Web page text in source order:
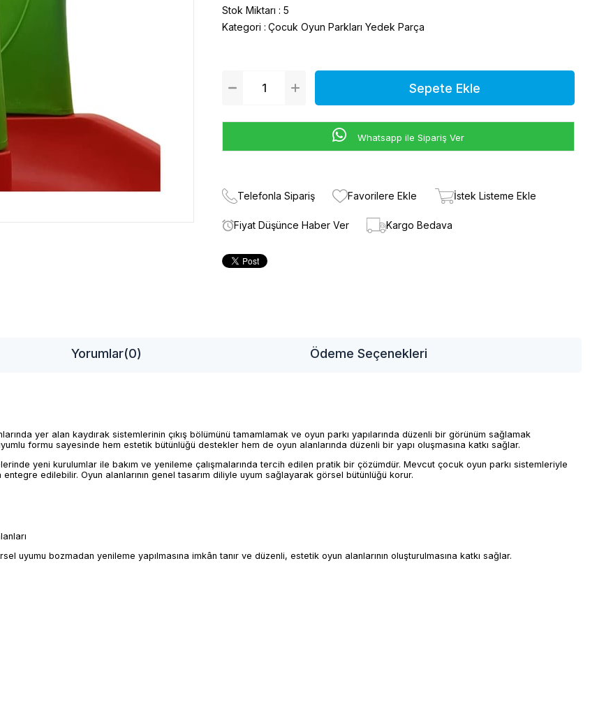
Stok Miktarı : 5
Kategori : Çocuk Oyun Parkları Yedek Parça
Whatsapp ile Sipariş Ver
Telefonla Sipariş Favorilere Ekle İstek Listeme Ekle
Fiyat Düşünce Haber Ver Kargo Bedava
Yorumlar(0) Ödeme Seçenekleri
yer alan kaydırak sistemlerinin çıkış bölümünü tamamlamak ve oyun parkı yapılarında düzenli bir görünüm sağlamak
formu sayesinde hem estetik bütünlüğü destekler hem de oyun alanlarında düzenli bir yapı oluşmasına katkı sağlar.
yeni kurulumlar ile bakım ve yenileme çalışmalarında tercih edilen pratik bir çözümdür. Mevcut çocuk oyun parkı sistemleriyle
edilebilir. Oyun alanlarının genel tasarım diliyle uyum sağlayarak görsel bütünlüğü korur.
uyumu bozmadan yenileme yapılmasına imkân tanır ve düzenli, estetik oyun alanlarının oluşturulmasına katkı sağlar.